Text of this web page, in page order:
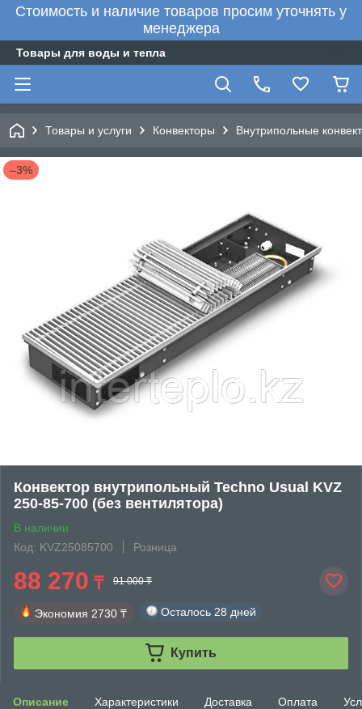
Стоимость и наличие товаров просим уточнять у
менеджера
Товары для воды и тепла
Товары и услуги Конвекторы Внутрипольные
–3%
Конвектор внутрипольный Techno Usual KVZ
250-85-700 (без вентилятора)
В наличии
Код: KVZ25085700
Розница
88 270 ₸ 91 000 ₸
Экономия 2730 ₸ Осталось 28 дней
Купить
Описание Характеристики Доставка Оплата